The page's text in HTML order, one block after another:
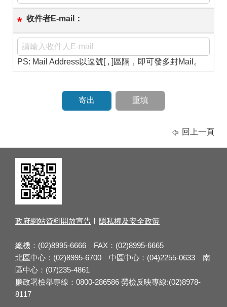
* 收件者E-mail：
PS: Mail Address以逗號[ , ]區隔，即可發多封Mail。
回上一頁
政府網站資料開放宣告 隱私權及安全政策
總機：(02)8995-6666 FAX：(02)8995-6665
北區中心：(02)8995-6700 中區中心：(04)2255-0633 南
區中心：(07)235-4861
廉政署檢舉專線：0800-286586 勞檢反映專線:(02)8978-
8117